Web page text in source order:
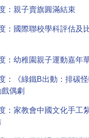
：親子賣旗圓滿結束
：國際聯校學科評估及
：幼稚園親子運動嘉年
：《綠鐵B出動：排碳
偶劇
：家教會中國文化手工